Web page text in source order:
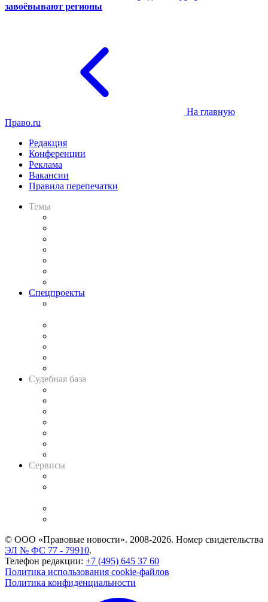
завоёвывают регионы
На главную
Право.ru
Редакция
Конференции
Реклама
Вакансии
Правила перепечатки
Темы
Спецпроекты
Судебная база
Сервисы
© ООО «Правовые новости». 2008-2026. Номер свидетельства
ЭЛ № ФС 77 - 79910.
Телефон редакции: +7 (495) 645 37 60
Политика использования cookie-файлов
Политика конфиденциальности